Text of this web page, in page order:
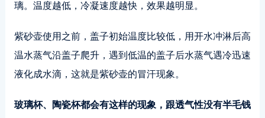
璃。温度越低，冷凝速度越快，效果越明显。
紫砂壶使用之前，盖子初始温度比较低，用开水冲淋后高
温水蒸气沿盖子爬升，遇到低温的盖子后水蒸气遇冷迅速
液化成水滴，这就是紫砂壶的冒汗现象。
玻璃杯、陶瓷杯都会有这样的现象，跟透气性没有半毛钱